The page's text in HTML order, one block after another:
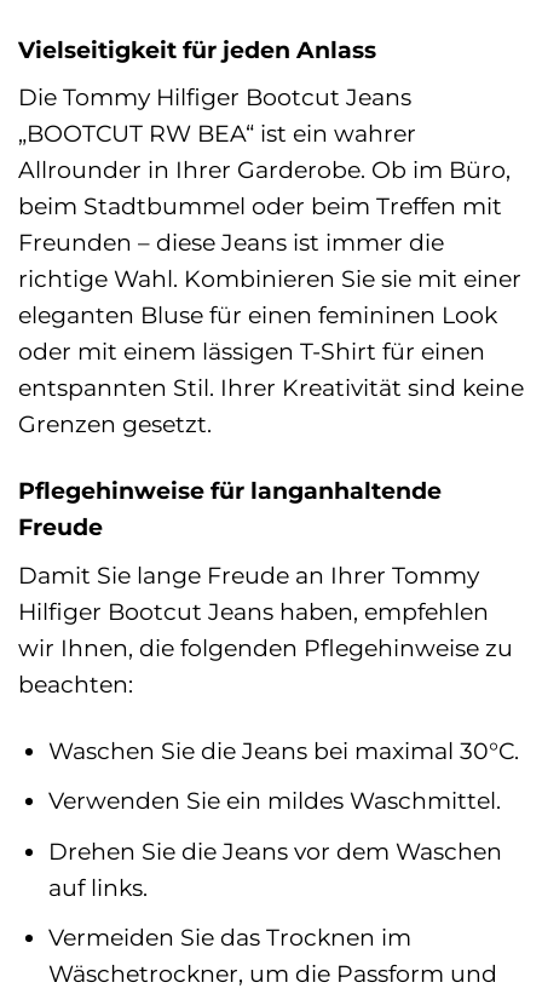
Vielseitigkeit für jeden Anlass
Die Tommy Hilfiger Bootcut Jeans
„BOOTCUT RW BEA“ ist ein wahrer
Allrounder in Ihrer Garderobe. Ob im Büro,
beim Stadtbummel oder beim Treffen mit
Freunden – diese Jeans ist immer die
richtige Wahl. Kombinieren Sie sie mit einer
eleganten Bluse für einen femininen Look
oder mit einem lässigen T-Shirt für einen
entspannten Stil. Ihrer Kreativität sind keine
Grenzen gesetzt.
Pflegehinweise für langanhaltende
Freude
Damit Sie lange Freude an Ihrer Tommy
Hilfiger Bootcut Jeans haben, empfehlen
wir Ihnen, die folgenden Pflegehinweise zu
beachten:
Waschen Sie die Jeans bei maximal 30°C.
Verwenden Sie ein mildes Waschmittel.
Drehen Sie die Jeans vor dem Waschen
auf links.
Vermeiden Sie das Trocknen im
Wäschetrockner, um die Passform und